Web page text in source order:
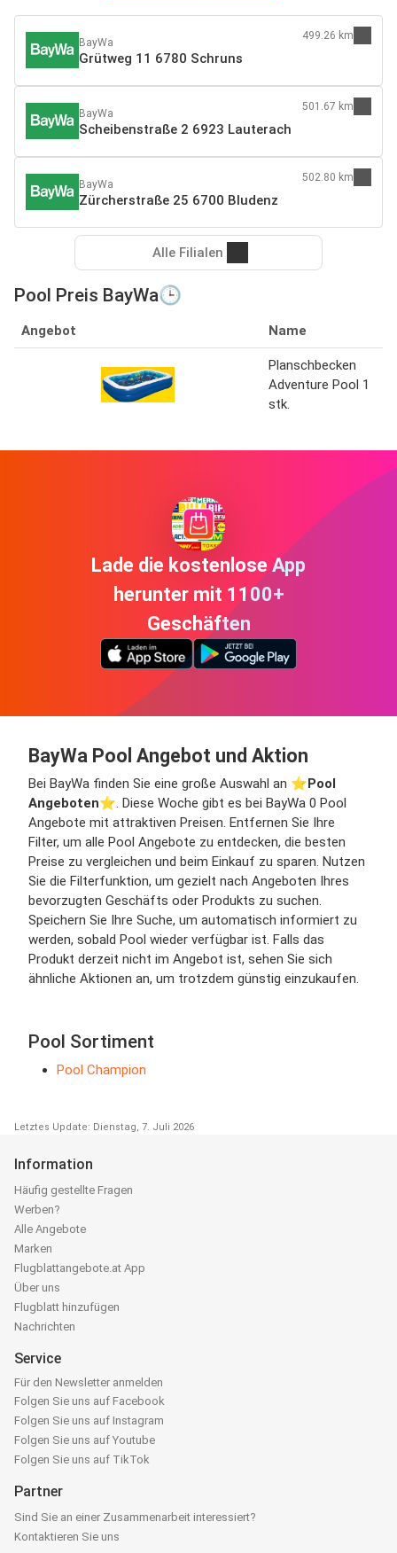
BayWa
Grütweg 11 6780 Schruns
499.26 km
BayWa
Scheibenstraße 2 6923 Lauterach
501.67 km
BayWa
Zürcherstraße 25 6700 Bludenz
502.80 km
Alle Filialen
Pool Preis BayWa🕒
Angebot Name
Planschbecken
Adventure Pool 1
stk.
Lade die kostenlose App
herunter mit 1100+
Geschäften
BayWa Pool Angebot und Aktion
Bei BayWa finden Sie eine große Auswahl an ⭐️Pool
Angeboten⭐️. Diese Woche gibt es bei BayWa 0 Pool
Angebote mit attraktiven Preisen. Entfernen Sie Ihre
Filter, um alle Pool Angebote zu entdecken, die besten
Preise zu vergleichen und beim Einkauf zu sparen. Nutzen
Sie die Filterfunktion, um gezielt nach Angeboten Ihres
bevorzugten Geschäfts oder Produkts zu suchen.
Speichern Sie Ihre Suche, um automatisch informiert zu
werden, sobald Pool wieder verfügbar ist. Falls das
Produkt derzeit nicht im Angebot ist, sehen Sie sich
ähnliche Aktionen an, um trotzdem günstig einzukaufen.
Pool Sortiment
Pool Champion
Letztes Update: Dienstag, 7. Juli 2026
Information
Häufig gestellte Fragen
Werben?
Alle Angebote
Marken
Flugblattangebote.at App
Über uns
Flugblatt hinzufügen
Nachrichten
Service
Für den Newsletter anmelden
Folgen Sie uns auf Facebook
Folgen Sie uns auf Instagram
Folgen Sie uns auf Youtube
Folgen Sie uns auf TikTok
Partner
Sind Sie an einer Zusammenarbeit interessiert?
Kontaktieren Sie uns